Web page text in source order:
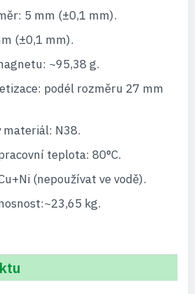
5 mm (±0,1 mm).
(±0,1 mm).
~95,38 g.
podél rozměru 27 mm
materiál: N38.
teplota: 80°C.
(nepoužívat ve vodě).
kg.